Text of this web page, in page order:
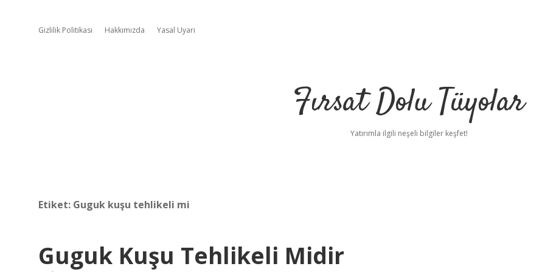
Gizlilik Politikası Hakkımızda Yasal Uyarı
Fırsat Dolu Tüyolar
Yatırımla ilgili neşeli bilgiler keşfet!
Etiket: Guguk kuşu tehlikeli mi
Guguk Kuşu Tehlikeli Midir